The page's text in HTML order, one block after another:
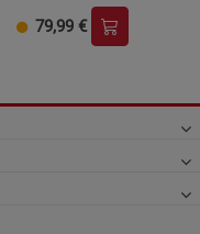
79,99 €